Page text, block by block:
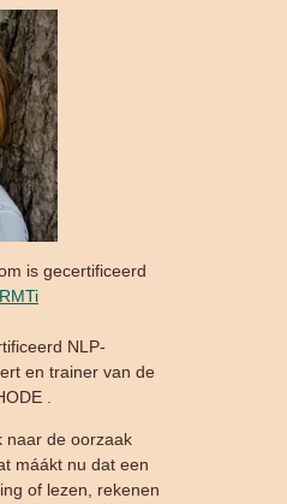
is gecertificeerd
RMTi
NLP-
en trainer van de
.
naar de oorzaak
máákt nu dat een
of lezen, rekenen